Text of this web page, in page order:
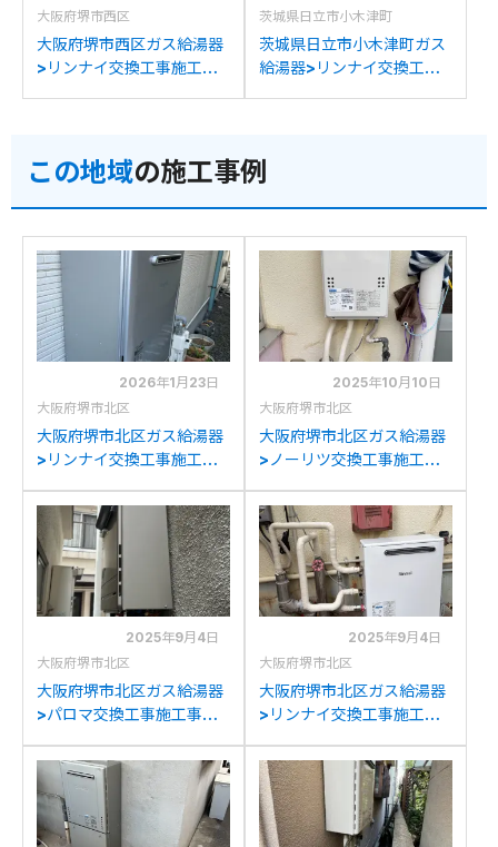
大阪府堺市西区
大阪府堺市西区ガス給湯器
>リンナイ交換工事施工事
交換
茨城県日立市小木津町
茨城県日立市小木津町ガス
給湯器>リンナイ交換工事
への交換
この地域の施工事例
2026年1月23日
大阪府堺市北区
大阪府堺市北区ガス給湯器
>リンナイ交換工事施工事
E244AWDL(E)からリンナ
イRUF-K2406SAW(A)へ
の交換
2025年10月10日
大阪府堺市北区
大阪府堺市北区ガス給湯器
>ノーリツ交換工事施工事
からノーリツGQ-
1639WE-1への交換
2025年9月4日
大阪府堺市北区
大阪府堺市北区ガス給湯器
>パロマ交換工事施工事
V1615SAWからパロマFH-
E2022SAWLへの交換
2025年9月4日
大阪府堺市北区
大阪府堺市北区ガス給湯器
>リンナイ交換工事施工事
からリンナイRUX-
A2403G(A)への交換